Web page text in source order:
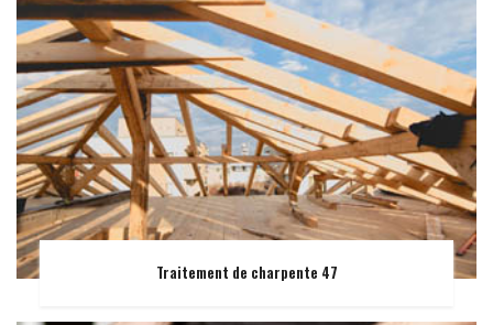
Traitement de charpente 47